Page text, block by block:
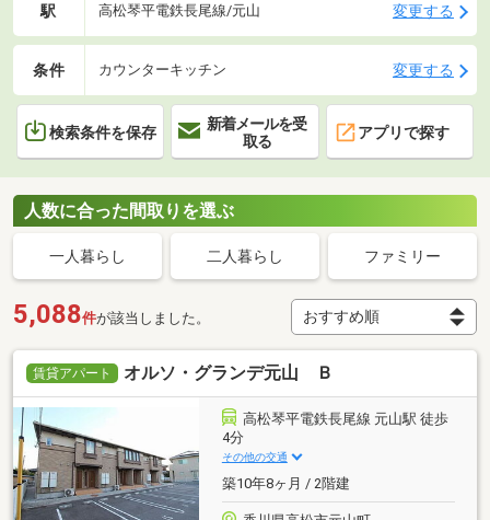
駅 高松琴平電鉄長尾線/元山 変更する
条件 カウンターキッチン 変更する
検索条件を保存
新着メールを受
取る
アプリで探す
人数に合った間取りを選ぶ
一人暮らし 二人暮らし ファミリー
5,088件が該当しました。
賃貸アパート オルソ・グランデ元山 Ｂ
高松琴平電鉄長尾線 元山駅 徒歩
4分
その他の交通
築10年8ヶ月 / 2階建